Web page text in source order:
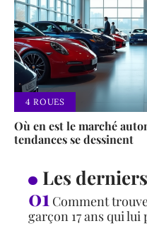
4 ROUES
Où en est le marché
tendances se dessinent
Les
Comment
garçon 17 ans qui